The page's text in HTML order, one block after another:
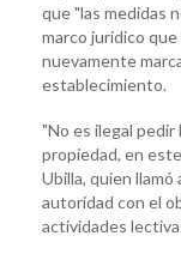
que "las medidas
marco jurídico
nuevamente
establecimiento.
"No es ilegal pedir
propiedad, en
Ubilla, quien llamó
autoridad con el
actividades